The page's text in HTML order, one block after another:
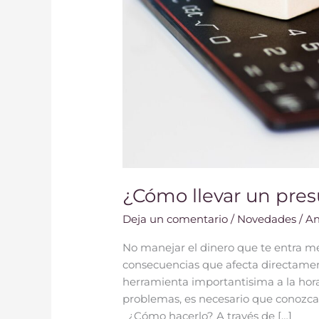
¿Cómo llevar un
Deja un comentario / Novedades /
No manejar el dinero que te entra
consecuencias que afecta
herramienta importantisima a la
problemas, es necesario que
¿Cómo hacerlo? A través de […]